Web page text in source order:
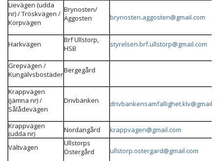
Lievägen (udda
nr) / Tröskvägen /
Korpvägen
Brynosten/
Äggosten
brynosten.aggosten@gmail.com
Harkvägen
Brf Ullstorp,
HSB
styrelsen.brf.ullstorp@gmail.com
Grepvägen /
KungälvsbostäderBergegård
Krappvägen
(jämna nr) /
Sålådevägen
Drivbänken
Krappvägen
(udda nr)
Nordangård
krappvagen@gmail.com
Vältvägen
Ullstorps
Östergård
ullstorp.ostergard@gmail.com